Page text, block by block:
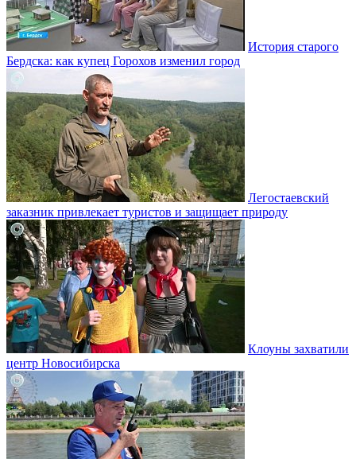
История старого
Бердска: как купец Горохов изменил город
Легостаевский
заказник привлекает туристов и защищает природу
Клоуны захватили
центр Новосибирска